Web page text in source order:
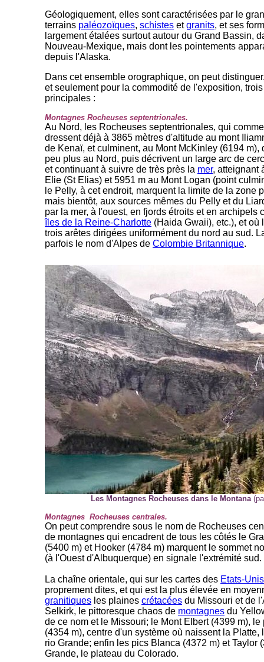
Géologiquement, elles sont caractérisées par le
terrains paléozoïques, schistes etgranits, et ses
largement étalées surtout autour du Grand Bassin,
Nouveau-Mexique, mais dont les pointements
depuis l'Alaska.
Dans cet ensemble orographique, on peut
et seulement pour la commodité de l'exposition,
principales :
Montagnes Rocheuses septentrionales.
Au Nord, les Rocheuses septentrionales, qui
dressent déjà à 3865 mètres d'altitude au mont
de Kenaï, et culminent, au Mont McKinley (6194 m),
peu plus au Nord, puis décrivent un large arc de
et continuant à suivre de très près la mer, atteignant
Elie (St Elias) et 5951 m au Mont Logan (point
le Pelly, à cet endroit, marquent la limite de la zone
mais bientôt, aux sources mêmes du Pelly et du
par la mer, à l'ouest, en fjords étroits et en archipels
îles de la Reine-Charlotte (Haida Gwaii), etc.), et
trois arêtes dirigées uniformément du nord au sud.
parfois le nom d'Alpes de Colombie Britannique.
-
Les Montagnes Rocheuses dans le Montana
Montagnes Rocheuses centrales.
On peut comprendre sous le nom de Rocheuses
de montagnes qui encadrent de tous les côtés le
(5400 m) et Hooker (4784 m) marquent le sommet
(à l'Ouest d'Albuquerque) en signale l'extrémité sud.
La chaîne orientale, qui sur les cartes des Etats-Unis
proprement dites, et qui est la plus élevée en
granitiques les plaines crétacées du Missouri et de
Selkirk, le pittoresque chaos de montagnes du
de ce nom et le Missouri; le Mont Elbert (4399 m),
(4354 m), centre d'un système où naissent la
rio Grande; enfin les pics Blanca (4372 m) et Taylor
Grande, le plateau du Colorado.